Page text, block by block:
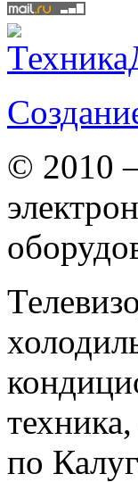
© 2010
по